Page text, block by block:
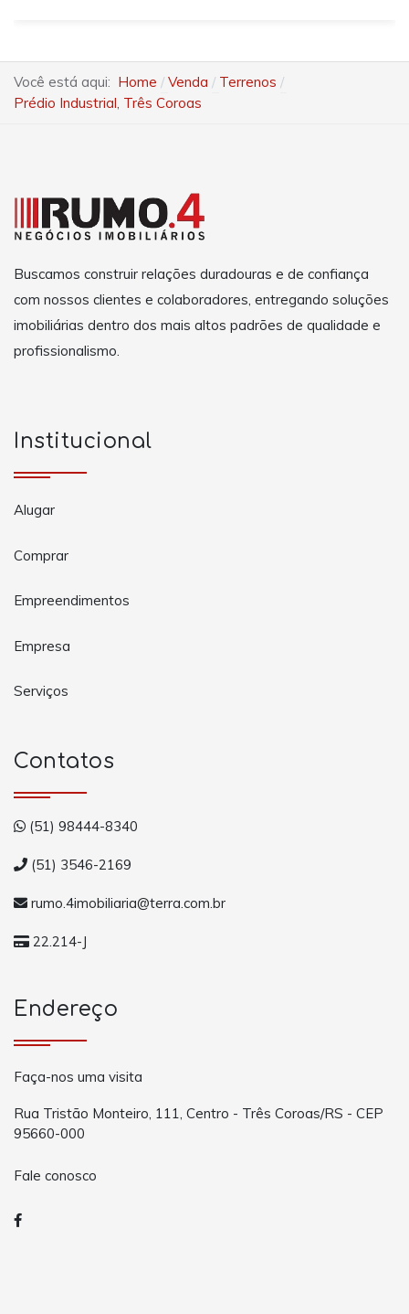
Você está aqui: Home Venda
Terrenos
Prédio Industrial, Três Coroas
Buscamos construir relações duradouras e de confiança
com nossos clientes e colaboradores, entregando soluções
imobiliárias dentro dos mais altos padrões de qualidade e
profissionalismo.
Institucional
Alugar
Comprar
Empreendimentos
Empresa
Serviços
Contatos
(51) 98444-8340
(51) 3546-2169
rumo.4imobiliaria@terra.com.br
22.214-J
Endereço
Faça-nos uma visita
Rua Tristão Monteiro, 111, Centro - Três Coroas/RS - CEP
95660-000
Fale conosco